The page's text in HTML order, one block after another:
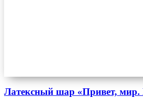
Латексный шар «Привет,